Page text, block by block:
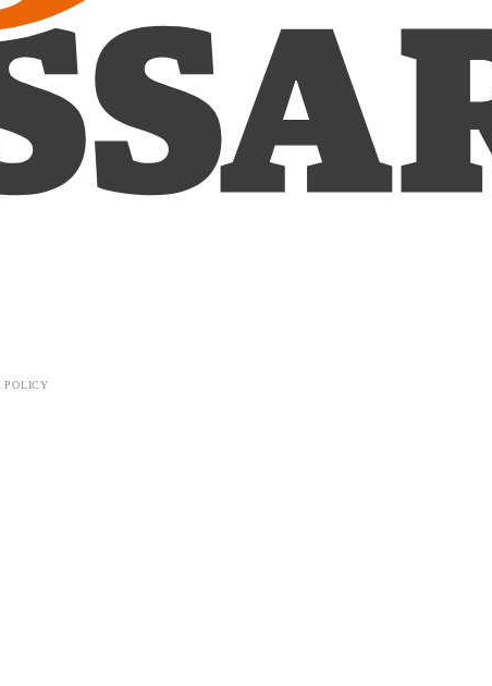
POLICY